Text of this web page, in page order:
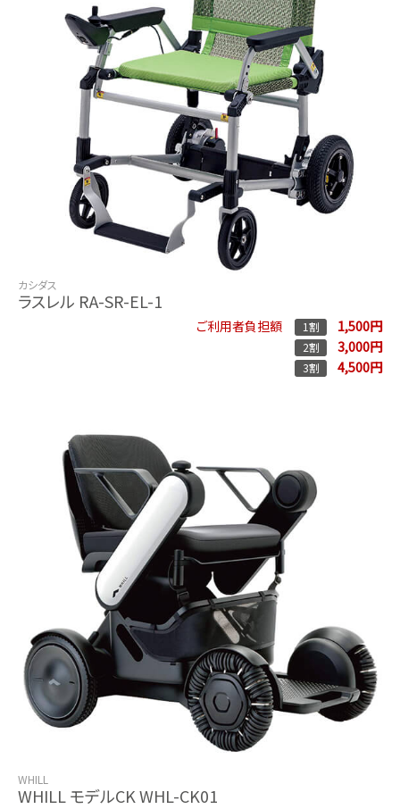
カシダス
ラスレル RA-SR-EL-1
ご利用者負担額 1割 1,500円
2割 3,000円
3割 4,500円
WHILL
WHILL モデルCK WHL-CK01